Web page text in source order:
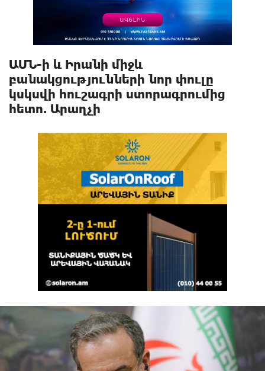
ԱՄՆ-ի և Իրանի միջև
բանակցությունների նոր փուլը
կսկսվի հուշագրի ստորագրումից
հետո. Արաղչի